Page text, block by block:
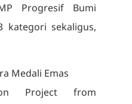
Progresif Bumi
kategori sekaligus,
Medali Emas
Project from